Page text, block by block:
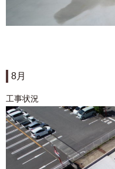
8月
工事状況